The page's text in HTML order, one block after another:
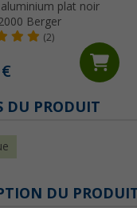
aluminium plat noir
Berger
(2)
€
DU PRODUIT
DU